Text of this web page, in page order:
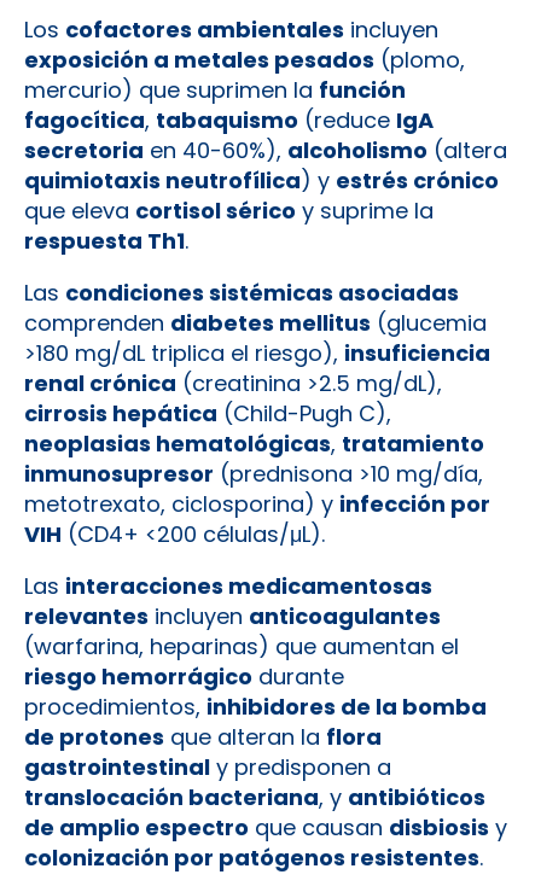
Los cofactores ambientales incluyen
exposición a metales pesados (plomo,
mercurio) que suprimen la función
fagocítica, tabaquismo (reduce IgA
secretoria en 40-60%), alcoholismo (altera
quimiotaxis neutrofílica) y estrés crónico
que eleva cortisol sérico y suprime la
respuesta Th1.
Las condiciones sistémicas asociadas
comprenden diabetes mellitus (glucemia
>180 mg/dL triplica el riesgo), insuficiencia
renal crónica (creatinina >2.5 mg/dL),
cirrosis hepática (Child-Pugh C),
neoplasias hematológicas, tratamiento
inmunosupresor (prednisona >10 mg/día,
metotrexato, ciclosporina) y infección por
VIH (CD4+ <200 células/μL).
Las interacciones medicamentosas
relevantes incluyen anticoagulantes
(warfarina, heparinas) que aumentan el
riesgo hemorrágico durante
procedimientos, inhibidores de la bomba
de protones que alteran la flora
gastrointestinal y predisponen a
translocación bacteriana, y antibióticos
de amplio espectro que causan disbiosis y
colonización por patógenos resistentes.